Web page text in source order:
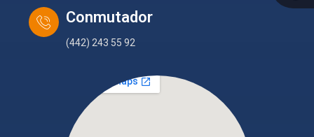
Conmutador
(442) 243 55 92